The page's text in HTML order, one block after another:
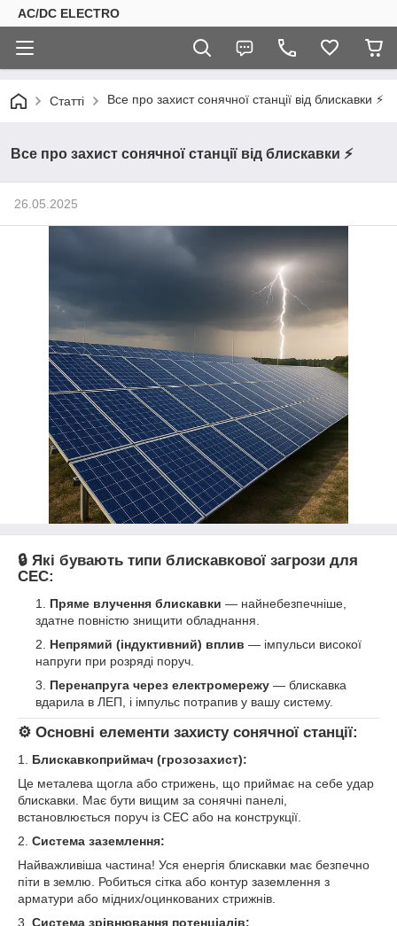
AC/DC ELECTRO
Статті Все про захист сонячної станції від блискавки ⚡
Все про захист сонячної станції від блискавки ⚡
26.05.2025
🔒 Які бувають типи блискавкової загрози для
СЕС:
Пряме влучення блискавки — найнебезпечніше,
здатне повністю знищити обладнання.
Непрямий (індуктивний) вплив — імпульси високої
напруги при розряді поруч.
Перенапруга через електромережу — блискавка
вдарила в ЛЕП, і імпульс потрапив у вашу систему.
⚙️ Основні елементи захисту сонячної станції:
1. Блискавкоприймач (грозозахист):
Це металева щогла або стрижень, що приймає на себе удар
блискавки. Має бути вищим за сонячні панелі,
встановлюється поруч із СЕС або на конструкції.
2. Система заземлення:
Найважливіша частина! Уся енергія блискавки має безпечно
піти в землю. Робиться сітка або контур заземлення з
арматури або мідних/оцинкованих стрижнів.
3. Система зрівнювання потенціалів: